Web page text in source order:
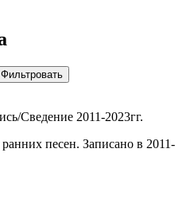
Фильтровать
Сведение 2011-2023гг.
песен. Записано в 2011-